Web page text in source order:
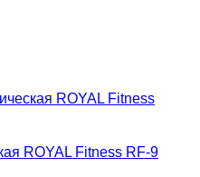
ROYAL Fitness RF-9